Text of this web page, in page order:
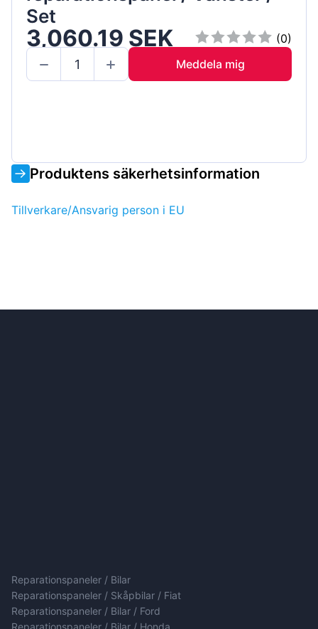
Set
3,060.19 SEK
(0)
Meddela mig
Produktens säkerhetsinformation
Tillverkare/Ansvarig person i EU
Reparationspaneler / Bilar
Reparationspaneler / Skåpbilar / Fiat
Reparationspaneler / Bilar / Ford